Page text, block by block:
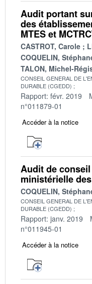
Audit portant
des
MTES et
CASTROT, Carole
COQUELIN,
TALON, Michel-
CONSEIL GENERAL DE
DURABLE (CGEDD)
Rapport: févr. 2019
n°011879-01
Accéder à la notice
Audit de
ministérielle
COQUELIN,
CONSEIL GENERAL DE
DURABLE (CGEDD)
Rapport: janv. 2019
n°011945-01
Accéder à la notice